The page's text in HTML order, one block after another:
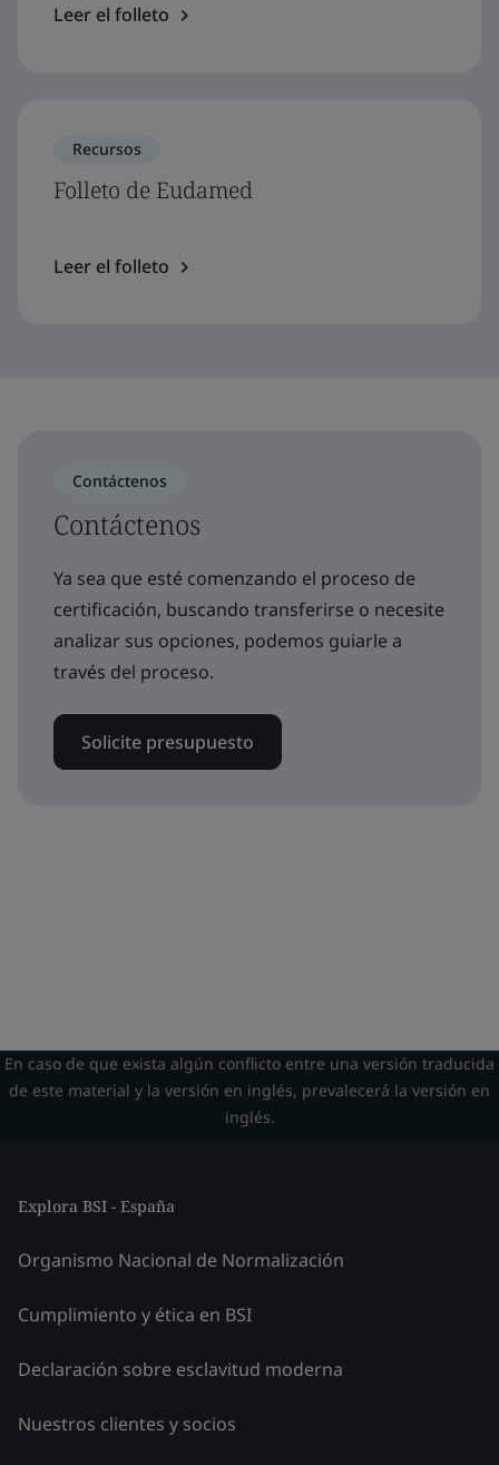
Leer el folleto
Recursos
Folleto de Eudamed
Leer el folleto
Contáctenos
Contáctenos
Ya sea que esté comenzando el proceso de
certificación, buscando transferirse o necesite
analizar sus opciones, podemos guiarle a
través del proceso.
Solicite presupuesto
En caso de que exista algún conflicto entre una versión traducida
de este material y la versión en inglés, prevalecerá la versión en
inglés.
Explora BSI - España
Organismo Nacional de Normalización
Cumplimiento y ética en BSI
Declaración sobre esclavitud moderna
Nuestros clientes y socios